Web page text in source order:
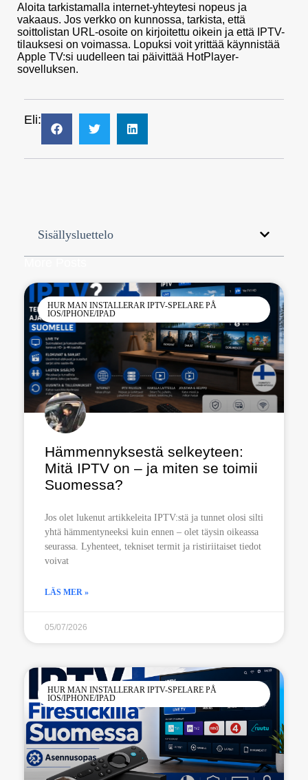
Aloita tarkistamalla internet-yhteytesi nopeus ja
vakaaus. Jos verkko on kunnossa, tarkista, että
soittolistan URL-osoite on kirjoitettu oikein ja että IPTV-
tilauksesi on voimassa. Lopuksi voit yrittää käynnistää
Apple TV:si uudelleen tai päivittää HotPlayer-
sovelluksen.
Eli:
Sisällysluettelo
HUR MAN INSTALLERAR IPTV-SPELARE PÅ
IOS/IPHONE/IPAD
Hämmennyksestä selkeyteen:
Mitä IPTV on – ja miten se toimii
Suomessa?
Jos olet lukenut artikkeleita IPTV:stä ja tunnet olosi silti
yhtä hämmentyneeksi kuin ennen – olet täysin oikeassa
seurassa. Lyhenteet, tekniset termit ja ristiriitaiset tiedot
voivat
LÄS MER »
05/07/2026
HUR MAN INSTALLERAR IPTV-SPELARE PÅ
IOS/IPHONE/IPAD